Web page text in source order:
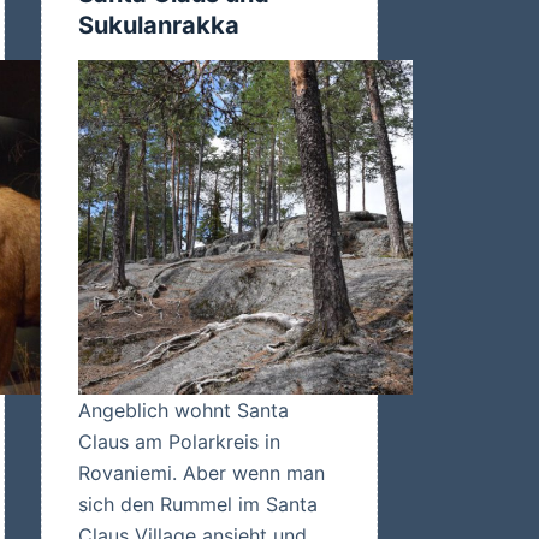
Sukulanrakka
Angeblich wohnt Santa
Claus am Polarkreis in
Rovaniemi. Aber wenn man
sich den Rummel im Santa